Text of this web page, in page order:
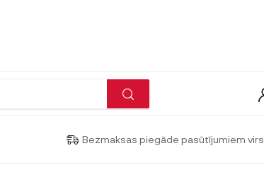
Bezmaksas piegāde pasūtījumiem virs